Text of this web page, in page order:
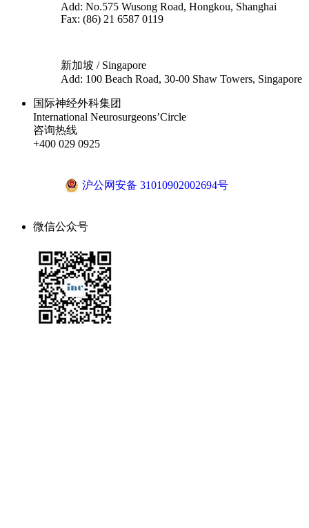
Add: No.575 Wusong Road, Hongkou, Shanghai
Fax: (86) 21 6587 0119
新加坡 / Singapore
Add: 100 Beach Road, 30-00 Shaw Towers, Singapore
国际神经外科集团
International Neurosurgeons’Circle
咨询热线
+400 029 0925
沪公网安备 31010902002694号
微信公众号